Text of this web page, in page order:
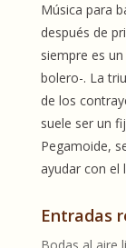
Música para
después de
siempre es
bolero-. La
de los
suele ser un
Pegamoide,
ayudar con el
Entradas